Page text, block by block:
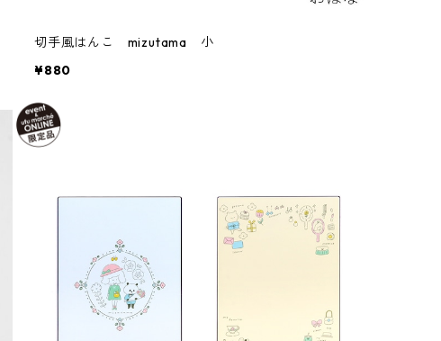
切手風はんこ mizutama 小
¥880